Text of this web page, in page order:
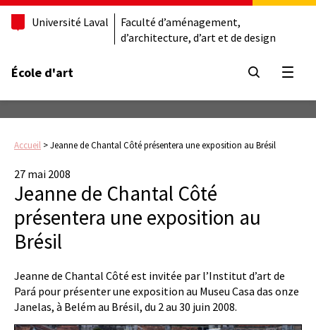
Université Laval
Faculté d’aménagement,
d’architecture, d’art et de design
École d'art
Accueil >Jeanne de Chantal Côté présentera une exposition au Brésil
27 mai 2008
Jeanne de Chantal Côté
présentera une exposition au
Brésil
Jeanne de Chantal Côté est invitée par l’Institut d’art de
Pará pour présenter une exposition au Museu Casa das onze
Janelas, à Belém au Brésil, du 2 au 30 juin 2008.